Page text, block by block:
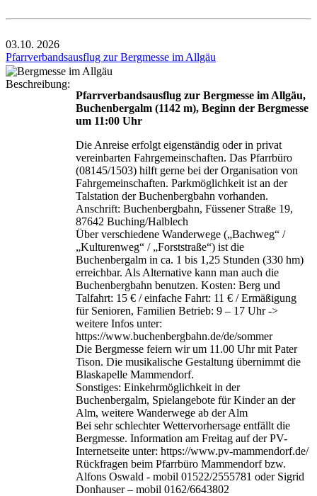
03.10. 2026
Pfarrverbandsausflug zur Bergmesse im Allgäu
Beschreibung:
Pfarrverbandsausflug zur Bergmesse im Allgäu,
Buchenbergalm (1142 m), Beginn der Bergmesse
um 11:00 Uhr
Die Anreise erfolgt eigenständig oder in privat
vereinbarten Fahrgemeinschaften. Das Pfarrbüro
(08145/1503) hilft gerne bei der Organisation von
Fahrgemeinschaften. Parkmöglichkeit ist an der
Talstation der Buchenbergbahn vorhanden.
Anschrift: Buchenbergbahn, Füssener Straße 19,
87642 Buching/Halblech
Über verschiedene Wanderwege („Bachweg“ /
„Kulturenweg“ / „Forststraße“) ist die
Buchenbergalm in ca. 1 bis 1,25 Stunden (330 hm)
erreichbar. Als Alternative kann man auch die
Buchenbergbahn benutzen. Kosten: Berg und
Talfahrt: 15 € / einfache Fahrt: 11 € / Ermäßigung
für Senioren, Familien Betrieb: 9 – 17 Uhr ->
weitere Infos unter:
https://www.buchenbergbahn.de/de/sommer
Die Bergmesse feiern wir um 11.00 Uhr mit Pater
Tison. Die musikalische Gestaltung übernimmt die
Blaskapelle Mammendorf.
Sonstiges: Einkehrmöglichkeit in der
Buchenbergalm, Spielangebote für Kinder an der
Alm, weitere Wanderwege ab der Alm
Bei sehr schlechter Wettervorhersage entfällt die
Bergmesse. Information am Freitag auf der PV-
Internetseite unter: https://www.pv-mammendorf.de/
Rückfragen beim Pfarrbüro Mammendorf bzw.
Alfons Oswald - mobil 01522/2555781 oder Sigrid
Donhauser – mobil 0162/6643802